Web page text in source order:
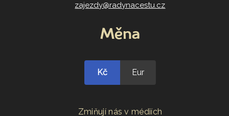
zajezdy@radynacestu.cz
Měna
Kč Eur
Zmiňují nás v médiích